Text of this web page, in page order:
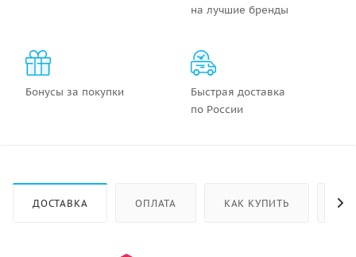
на лучшие бренды
Бонусы за покупки
Быстрая доставка
по России
ДОСТАВКА ОПЛАТА КАК КУПИТЬ